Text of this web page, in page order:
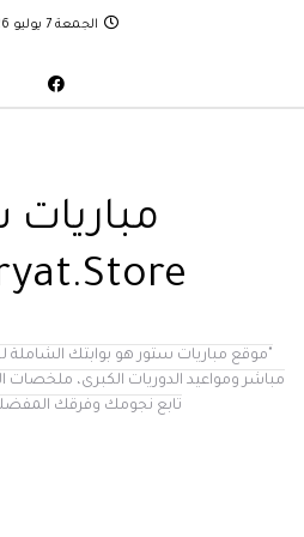
الجمعة 7 يوليو 2026
"موقع مباريات ستور هو بوابتك الشاملة لـ
مباشر ومواعيد الدوريات الكبرى،
تابع نجومك وفرقك